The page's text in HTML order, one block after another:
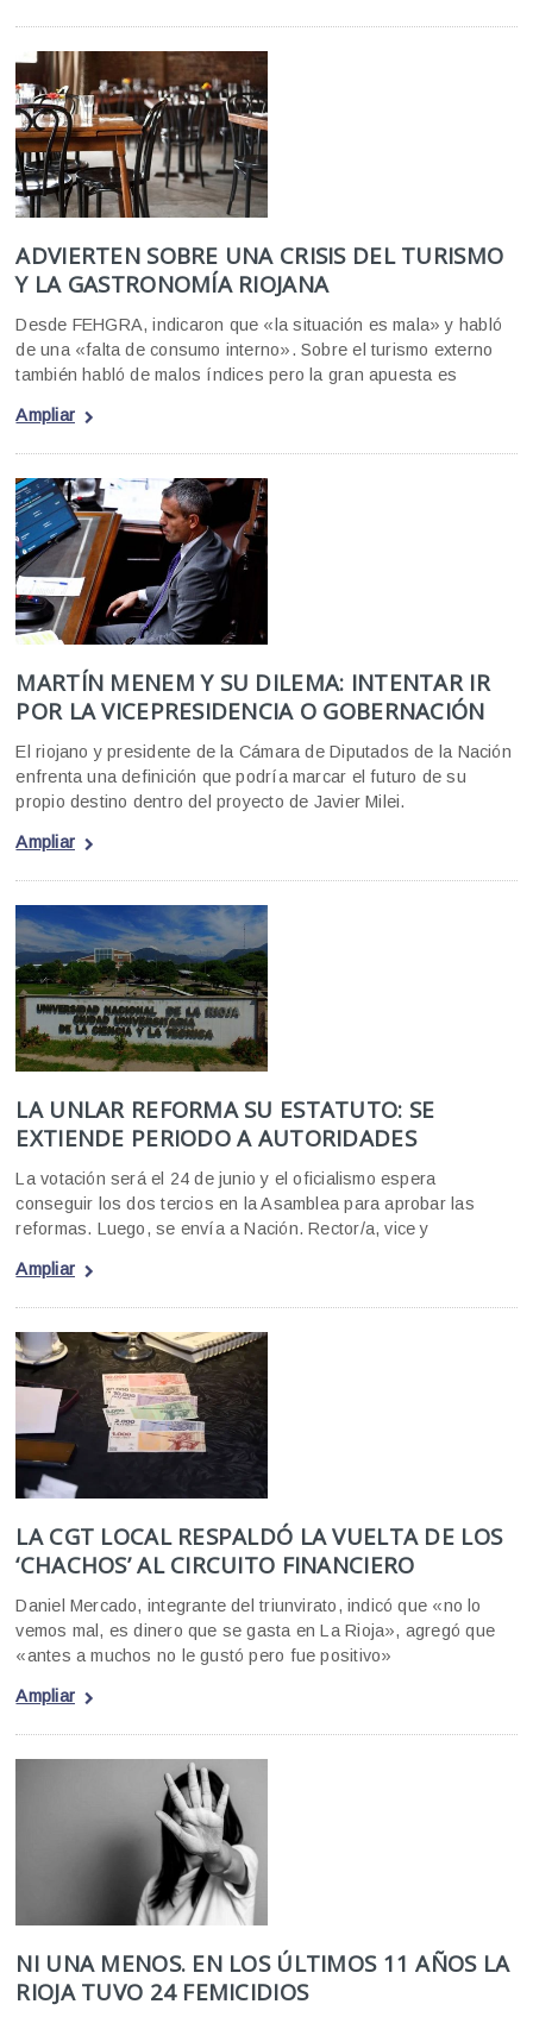
ADVIERTEN SOBRE UNA CRISIS DEL TURISMO
Y LA GASTRONOMÍA RIOJANA
Desde FEHGRA, indicaron que «la situación es mala» y habló
de una «falta de consumo interno». Sobre el turismo externo
también habló de malos índices pero la gran apuesta es
Ampliar
MARTÍN MENEM Y SU DILEMA: INTENTAR IR
POR LA VICEPRESIDENCIA O GOBERNACIÓN
El riojano y presidente de la Cámara de Diputados de la Nación
enfrenta una definición que podría marcar el futuro de su
propio destino dentro del proyecto de Javier Milei.
Ampliar
LA UNLAR REFORMA SU ESTATUTO: SE
EXTIENDE PERIODO A AUTORIDADES
La votación será el 24 de junio y el oficialismo espera
conseguir los dos tercios en la Asamblea para aprobar las
reformas. Luego, se envía a Nación. Rector/a, vice y
Ampliar
LA CGT LOCAL RESPALDÓ LA VUELTA DE LOS
‘CHACHOS’ AL CIRCUITO FINANCIERO
Daniel Mercado, integrante del triunvirato, indicó que «no lo
vemos mal, es dinero que se gasta en La Rioja», agregó que
«antes a muchos no le gustó pero fue positivo»
Ampliar
NI UNA MENOS. EN LOS ÚLTIMOS 11 AÑOS LA
RIOJA TUVO 24 FEMICIDIOS